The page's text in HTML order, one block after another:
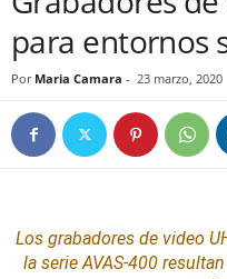
para entornos
Por Maria Camara - 23 marzo, 2020
Los grabadoresde video
la serie AVAS-400